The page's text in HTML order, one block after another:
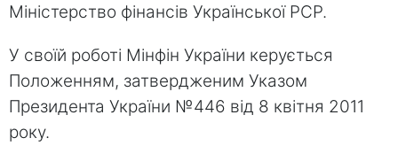
Міністерство фінансів Української РСР.
У своїй роботі Мінфін України керується
Положенням, затвердженим Указом
Президента України №446 від 8 квітня 2011
року.